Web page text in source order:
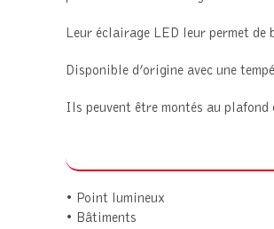
Leur éclairage LED leur permet
Disponible d’origine avec une
Ils peuvent être montés au
• Point lumineux
• Bâtiments